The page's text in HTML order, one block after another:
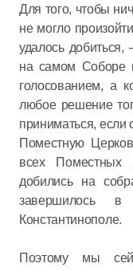
Для того, чтобы
не могло
удалось добиться,
на самом Соборе
голосованием, а
любое решение
приниматься, если
Поместную
всех
добились на
завершилось
Константинополе.
Поэтому мы